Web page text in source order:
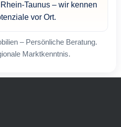
Taunus – wir kennen
vor Ort.
– Persönliche Beratung.
Marktkenntnis.